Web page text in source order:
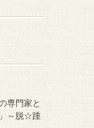
専門家と
～脱☆踵